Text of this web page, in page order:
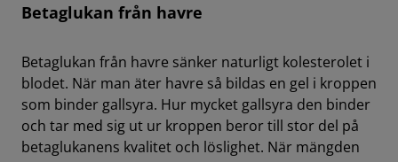
Betaglukan från havre
Betaglukan från havre sänker naturligt kolesterolet i
blodet. När man äter havre så bildas en gel i kroppen
som binder gallsyra. Hur mycket gallsyra den binder
och tar med sig ut ur kroppen beror till stor del på
betaglukanens kvalitet och löslighet. När mängden